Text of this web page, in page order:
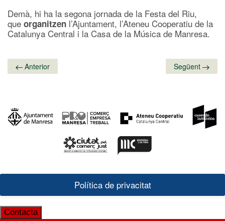
Demà, hi ha la segona jornada de la Festa del Riu,
que organitzen l’Ajuntament, l’Ateneu Cooperatiu de la
Catalunya Central i la Casa de la Música de Manresa.
Anterior Següent
Política de privacitat
Contacta